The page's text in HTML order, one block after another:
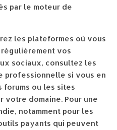
par le moteur de
les plateformes où vous
vos
sociaux, consultez les
professionnelle si vous en
forums ou les sites
votre domaine. Pour une
notamment pour les
payants qui peuvent